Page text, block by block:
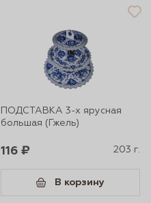
ПОДСТАВКА 3-х ярусная
большая (Гжель)
116 ₽ 203 г.
В корзину